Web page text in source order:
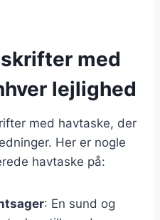
med
lejlighed
med havtaske, der
Her er nogle
havtaske på:
: En sund og